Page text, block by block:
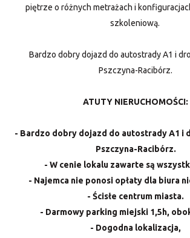
piętrze o różnych metrażach i
szkoleniową.
Bardzo dobry dojazd do autostrady A1 i
Pszczyna-Racibórz.
ATUTY NIERUCHOMOŚCI:
- Bardzo dobry dojazd do autostrady A1 i
Pszczyna-Racibórz.
- W cenie lokalu zawarte są
- Najemca nie ponosi opłaty dla biura
- Ścisłe centrum miasta.
- Darmowy parking miejski 1,5h,
- Dogodna lokalizacja,